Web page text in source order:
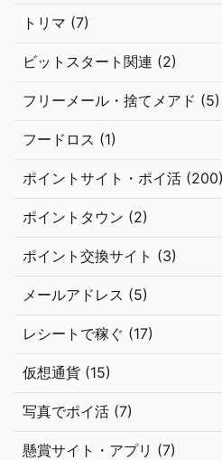
トリマ (7)
ビットスタート関連 (2)
フリーメール・捨てメアド (5)
フードロス (1)
ポイントサイト・ポイ活 (200)
ポイントタウン (2)
ポイント交換サイト (3)
メールアドレス (5)
レシートで稼ぐ (17)
仮想通貨 (15)
写真でポイ活 (7)
懸賞サイト・アプリ (7)